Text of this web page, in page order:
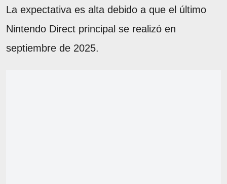
La expectativa es alta debido a que el último
Nintendo Direct principal se realizó en
septiembre de 2025.